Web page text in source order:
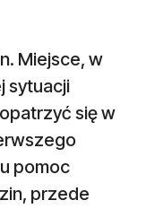
Miejsce, w
sytuacji
się w
pomoc
przede